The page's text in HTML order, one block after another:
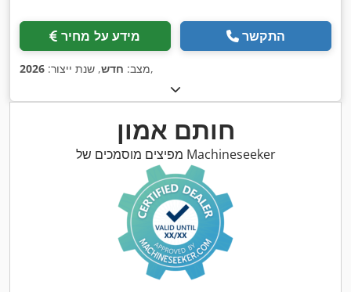
מידע על מחיר התקשר
מצב: חדש, שנת ייצור: 2026 ,
חותם אמון
מפיצים מוסמכים של Machineseeker